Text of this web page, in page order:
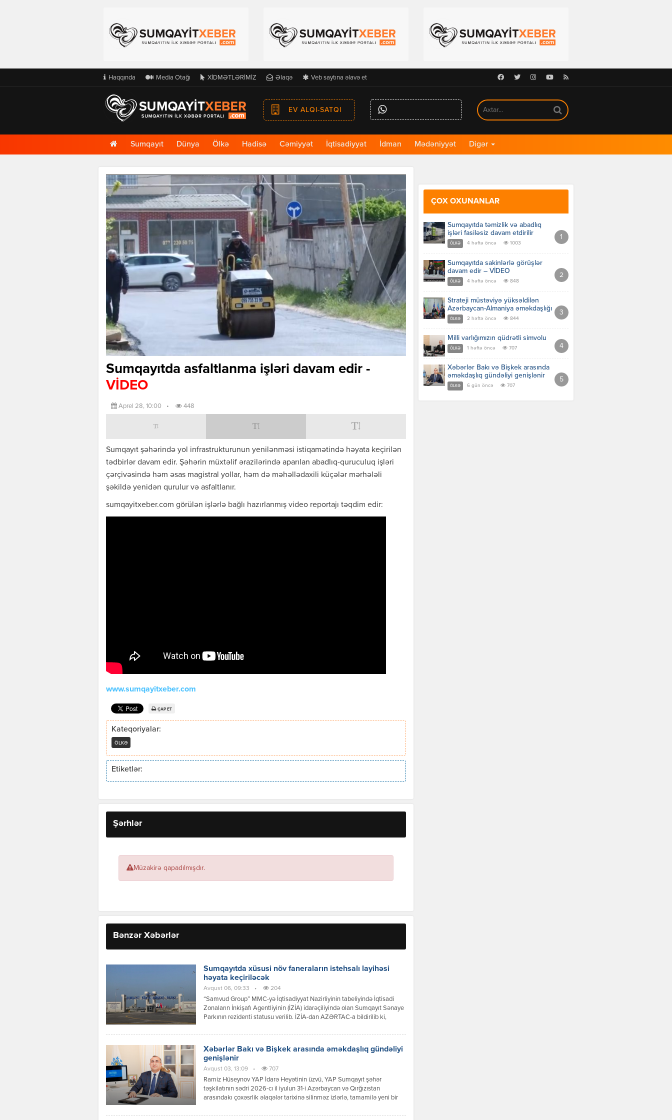
Haqqında Media Otağı XİDMƏTLƏRİMİZ Əlaqə Veb saytına əlavə et Facebook
TwitterInstagramYoutubeRSS
EV ALQI-SATQI
Ana
Səhifə
Sumqayıt Dünya Ölkə Hadisə Cəmiyyət İqtisadiyyat İdman Mədəniyyət Digər
Sumqayıtda asfaltlanma işləri davam edir -
VİDEO
Aprel 28, 10:00 • 448
Sumqayıt şəhərində yol infrastrukturunun yenilənməsi istiqamətində həyata keçirilən
tədbirlər davam edir. Şəhərin müxtəlif ərazilərində aparılan abadlıq-quruculuq işləri
çərçivəsində həm əsas magistral yollar, həm də məhəllədaxili küçələr mərhələli
şəkildə yenidən qurulur və asfaltlanır.
sumqayitxeber.com görülən işlərlə bağlı hazırlanmış video reportajı təqdim edir:
www.sumqayitxeber.com
ÇAP ET
Kateqoriyalar:
ÖLKƏ
Etiketlər:
Şərhlər
Müzakirə qapadılmışdır.
Bənzər Xəbərlər
Sumqayıtda xüsusi növ faneraların istehsalı layihəsi
həyata keçiriləcək
Avqust 06, 09:33 • 204
“Samvud Group” MMC-yə İqtisadiyyat Nazirliyinin tabeliyində İqtisadi
Zonaların İnkişafı Agentliyinin (İZİA) idarəçiliyində olan Sumqayıt Sənaye
Parkının rezidenti statusu verilib. İZİA-dan AZƏRTAC-a bildirilib ki,
layihəsi çərçivəsində 100-dən çox iş yerinin yaradılması nəzərdə tutulur.
Xəbərlər Bakı və Bişkek arasında əməkdaşlıq gündəliyi
genişlənir
Avqust 03, 13:09 • 707
Ramiz Hüseynov YAP İdarə Heyətinin üzvü, YAP Sumqayıt şəhər
təşkilatının sədri 2026-cı il iyulun 31-i Azərbaycan və Qırğızıstan
arasındakı çoxəsrlik əlaqələr tarixinə silinməz izlərlə, tamamilə yeni bir
Azərbaycan Respublikasının Prezidenti İlham Əliyevin Qırğız
ÇOX OXUNANLAR
Sumqayıtda təmizlik və abadlıq
işləri fasiləsiz davam etdirilir
ÖLKƏ 4 həftə öncə 1003
Sumqayıtda sakinlərlə görüşlər
davam edir – VİDEO
ÖLKƏ 4 həftə öncə 848
Strateji müstəviyə yüksəldilən
Azərbaycan-Almaniya əməkdaşlığı
ÖLKƏ 2 həftə öncə 844
Milli varlığımızın qüdrətli simvolu
ÖLKƏ 1 həftə öncə 707
Xəbərlər Bakı və Bişkek arasında
əməkdaşlıq gündəliyi genişlənir
ÖLKƏ 6 gün öncə 707